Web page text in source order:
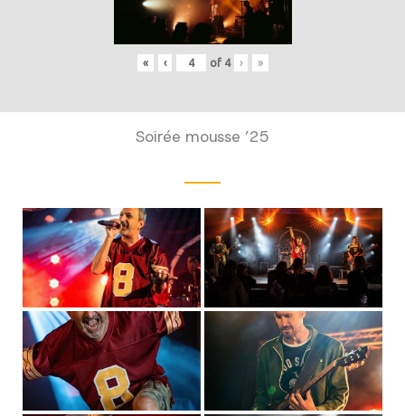
« ‹ of 4 › »
Soirée mousse ’25